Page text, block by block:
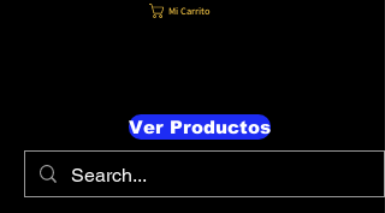
Mi Carrito
Ver Productos